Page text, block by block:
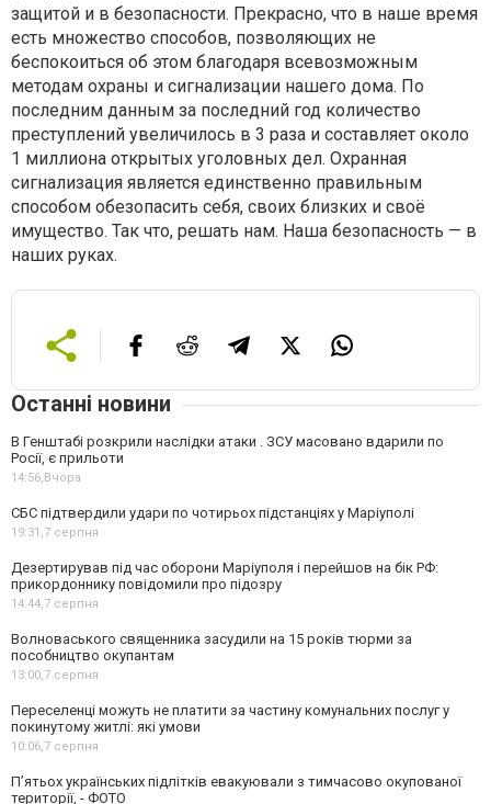
защитой и в безопасности. Прекрасно, что в наше время
есть множество способов, позволяющих не
беспокоиться об этом благодаря всевозможным
методам охраны и сигнализации нашего дома. По
последним данным за последний год количество
преступлений увеличилось в 3 раза и составляет около
1 миллиона открытых уголовных дел. Охранная
сигнализация является единственно правильным
способом обезопасить себя, своих близких и своё
имущество. Так что, решать нам. Наша безопасность — в
наших руках.
Останні новини
В Генштабі розкрили наслідки атаки . ЗСУ масовано вдарили по
Росії, є прильоти
14:56,Вчора
СБС підтвердили удари по чотирьох підстанціях у Маріуполі
19:31,7 серпня
Дезертирував під час оборони Маріуполя і перейшов на бік РФ:
прикордоннику повідомили про підозру
14:44,7 серпня
Волноваського священника засудили на 15 років тюрми за
пособництво окупантам
13:00,7 серпня
Переселенці можуть не платити за частину комунальних послуг у
покинутому житлі: які умови
10:06,7 серпня
П’ятьох українських підлітків евакуювали з тимчасово окупованої
території, - ФОТО